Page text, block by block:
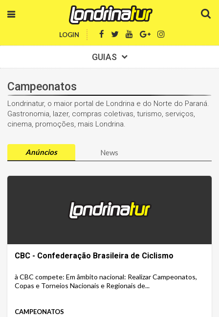
LOGIN
GUIAS
Campeonatos
Londrinatur, o maior portal de Londrina e do Norte do Paraná.
Gastronomia, lazer, compras coletivas, turismo, serviços,
cinema, promoções, mais Londrina.
Anúncios News
CBC - Confederação Brasileira de Ciclismo
à CBC compete: Em âmbito nacional: Realizar Campeonatos,
Copas e Torneios Nacionais e Regionais de...
CAMPEONATOS